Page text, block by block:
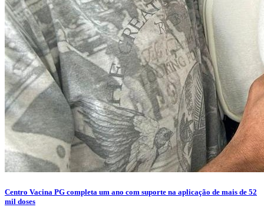
Centro Vacina PG completa um ano com suporte na aplicação de mais de 52
mil doses